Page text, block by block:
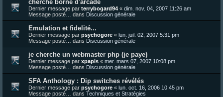
cherche borne d'arcade
Dernier message par terrybogard94 « dim. nov. 04, 2007 11:26 am
Message posté… dans Discussion générale
Emulation et fidelité...
Dernier message par psychogore « lun. juil. 02, 2007 5:31 pm
Message posté… dans Discussion générale
je cherche un webmaster php (je paye)
Dernier message par xpapis « mer. mars 07, 2007 10:08 pm
Message posté… dans Discussion générale
SFA Anthology : Dip switches révélés
Dernier message par psychogore « lun. oct. 16, 2006 10:45 pm
Message posté… dans Techniques et Stratégies